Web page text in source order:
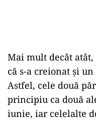
Mai mult decât
că s-a creionat și
Astfel, cele două
principiu ca două
iunie, iar celelalte